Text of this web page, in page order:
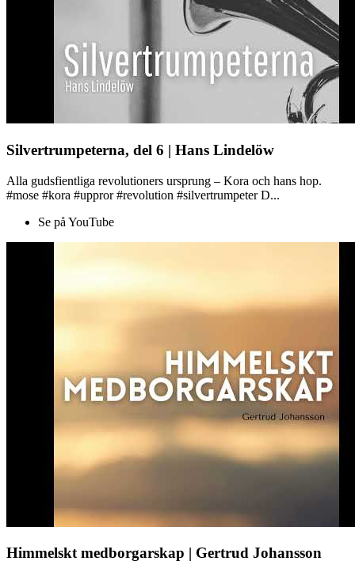
Silvertrumpeterna, del 6 | Hans Lindelöw
Alla gudsfientliga revolutioners ursprung – Kora och hans hop.
#mose #kora #uppror #revolution #silvertrumpeter D...
Se på YouTube
Himmelskt medborgarskap | Gertrud Johansson